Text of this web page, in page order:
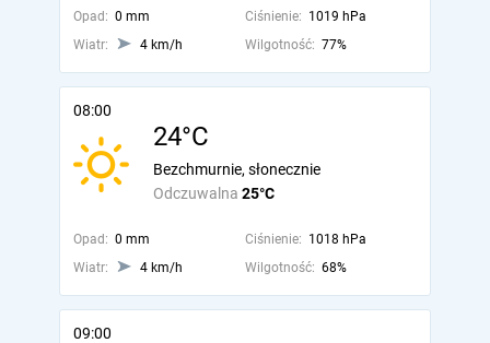
Opad: 0 mm Ciśnienie: 1019 hPa
Wiatr:
4 km/h Wilgotność: 77%
08:00
24°C
Odczuwalna 25°C
Bezchmurnie, słonecznie
Opad: 0 mm Ciśnienie: 1018 hPa
Wiatr:
4 km/h Wilgotność: 68%
09:00